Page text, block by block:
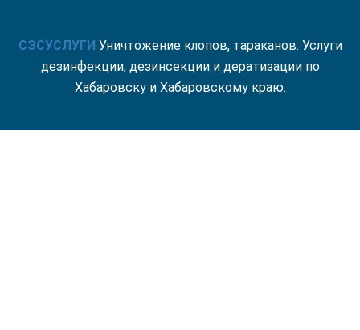
СЭСУСЛУГИ Уничтожение клопов, тараканов. Услуги
дезинфекции, дезинсекции и дератизации по
Хабаровску и Хабаровскому краю.